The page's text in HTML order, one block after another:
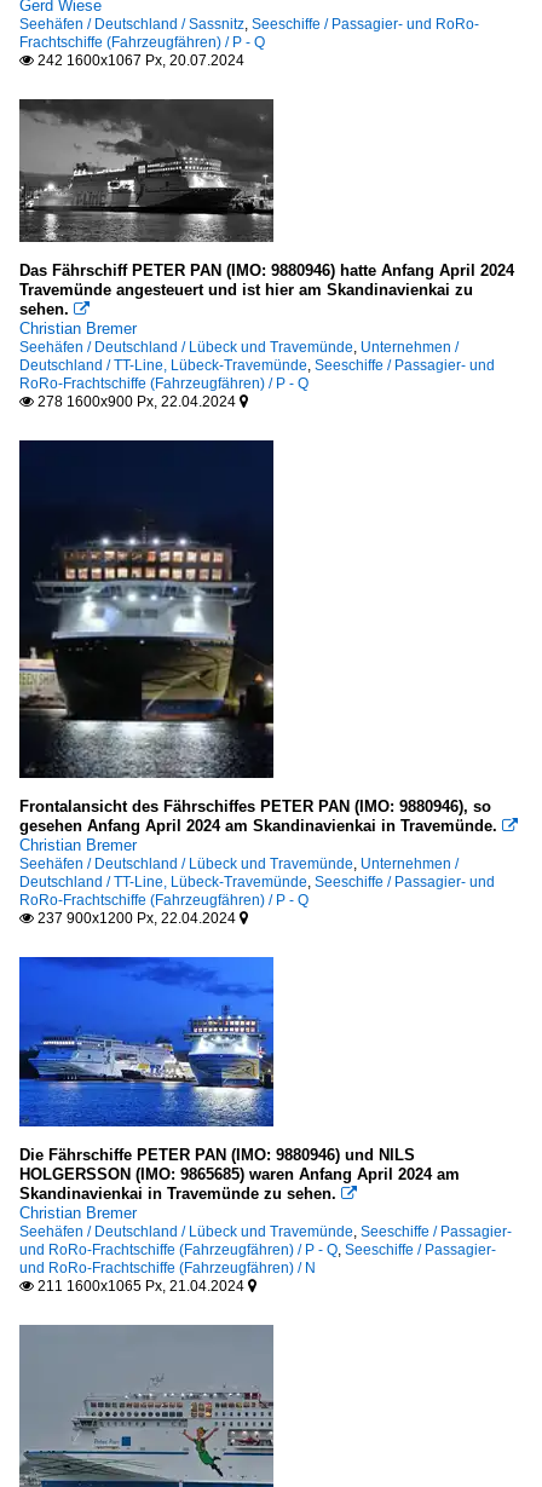
S
STENA ...
Ro-Ro Frachtschiffe
B
Stückgut- und Mehrzweckfrachter / general cargo
Segelschiffe
4- und mehr Master
P
Flaggen, Schornsteinmarken
Schornsteinmarken - funnels
Galerien
Schiffsdetails
Hafeneinrichtungen
Schwimm- und Fähranleger
Seezeichen, Leuchtfeuer in Deutschland
Ostsee Mecklenburg - Vorpommern
Seezeichen, Leuchtfeuer weltweit
Werften und Docks
Deutschland
Spezialschiffe
Lotsenboote / pilot boats
Deutschland
Polizeiboote u. -schiffe - Deutschland
Bundespolizei
Unternehmen
Gerd Wiese
Seehäfen / Deutschland / Sassnitz, Seeschiffe / Passagier- und RoRo-
Frachtschiffe (Fahrzeugfähren) / P - Q
 242 1600x1067 Px, 20.07.2024
Das Fährschiff PETER PAN (IMO: 9880946) hatte Anfang April 2024
Travemünde angesteuert und ist hier am Skandinavienkai zu
sehen. 
Christian Bremer
Seehäfen / Deutschland / Lübeck und Travemünde, Unternehmen /
Deutschland / TT-Line, Lübeck-Travemünde, Seeschiffe / Passagier- und
RoRo-Frachtschiffe (Fahrzeugfähren) / P - Q
 278 1600x900 Px, 22.04.2024 
Frontalansicht des Fährschiffes PETER PAN (IMO: 9880946), so
gesehen Anfang April 2024 am Skandinavienkai in Travemünde. 
Christian Bremer
Seehäfen / Deutschland / Lübeck und Travemünde, Unternehmen /
Deutschland / TT-Line, Lübeck-Travemünde, Seeschiffe / Passagier- und
RoRo-Frachtschiffe (Fahrzeugfähren) / P - Q
 237 900x1200 Px, 22.04.2024 
Die Fährschiffe PETER PAN (IMO: 9880946) und NILS
HOLGERSSON (IMO: 9865685) waren Anfang April 2024 am
Skandinavienkai in Travemünde zu sehen. 
Christian Bremer
Seehäfen / Deutschland / Lübeck und Travemünde, Seeschiffe / Passagier-
und RoRo-Frachtschiffe (Fahrzeugfähren) / P - Q, Seeschiffe / Passagier-
und RoRo-Frachtschiffe (Fahrzeugfähren) / N
 211 1600x1065 Px, 21.04.2024 